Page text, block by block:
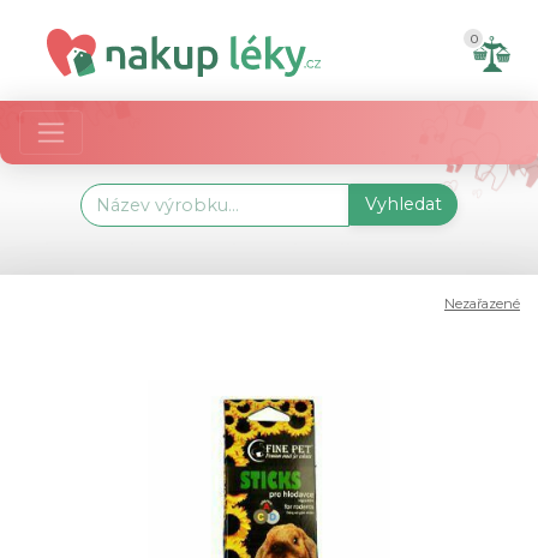
0
Vyhledat
Nezařazené